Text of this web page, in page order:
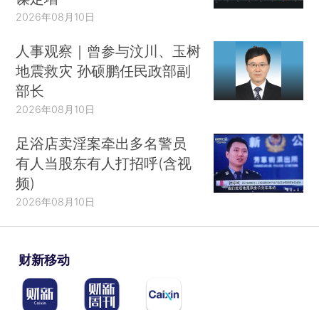
2026年08月10日
人事观察｜曾参与汶川、玉树
地震救灾 孙硕鹏任民政部副
部长
2026年08月10日
足浴店卖淫案牵出多名警员
有人当股东有人打招呼(含视
频)
2026年08月10日
财新移动